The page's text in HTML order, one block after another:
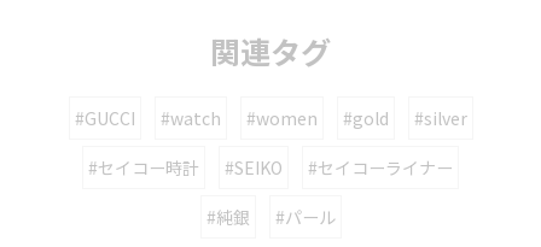
関連タグ
#GUCCI #watch #women #gold #silver
#セイコー時計 #SEIKO #セイコーライナー
#純銀 #パール